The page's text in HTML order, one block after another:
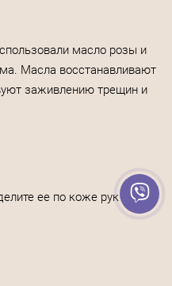
масло розы и
Масла восстанавливают
заживлению трещин и
ее по коже рук